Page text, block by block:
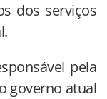
dos serviços
pela
governo atual